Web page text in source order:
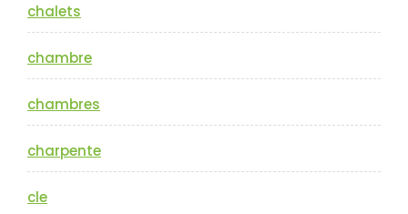
chalets
chambre
chambres
charpente
cle